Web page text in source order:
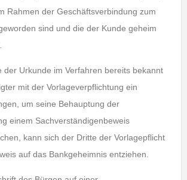
Rahmen der Geschäftsverbindung zum
sind und die der Kunde geheim
der Urkunde im Verfahren bereits bekannt
mit der Vorlageverpflichtung ein
um seine Behauptung der
einem Sachverständigenbeweis
kann sich der Dritte der Vorlagepflicht
auf das Bankgeheimnis entziehen.